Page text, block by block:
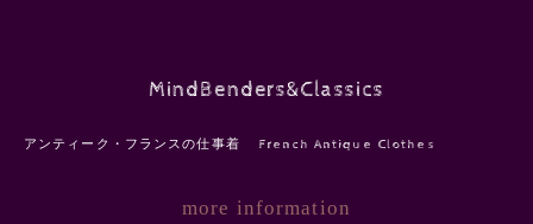
MindBenders&Classics
アンティーク・フランスの仕事着 French Antique Clothes
more information